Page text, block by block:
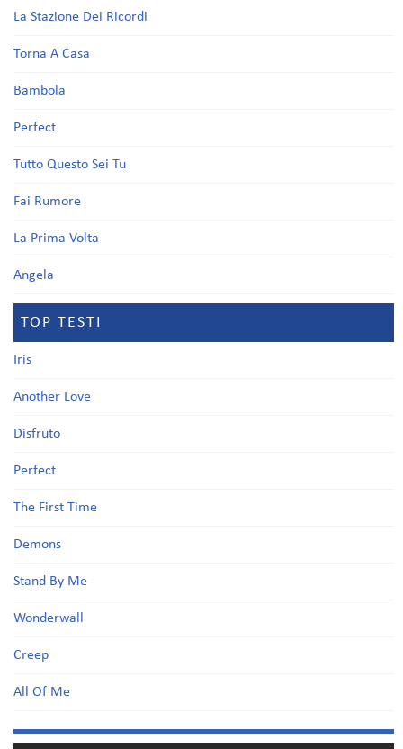
La Stazione Dei Ricordi
Torna A Casa
Bambola
Perfect
Tutto Questo Sei Tu
Fai Rumore
La Prima Volta
Angela
TOP TESTI
Iris
Another Love
Disfruto
Perfect
The First Time
Demons
Stand By Me
Wonderwall
Creep
All Of Me